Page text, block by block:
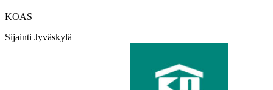
KOAS
Sijainti Jyväskylä